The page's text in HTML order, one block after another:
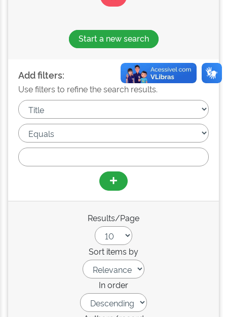
Start a new search
Add filters:
Use filters to refine the search results.
Results/Page
Sort items by
In order